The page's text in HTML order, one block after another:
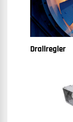
Drallregler